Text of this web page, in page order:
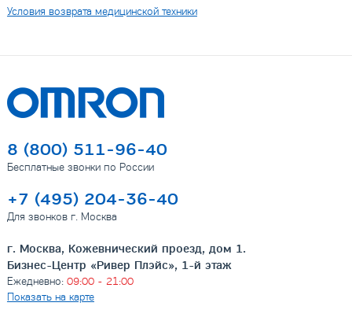
Условия возврата медицинской техники
8 (800) 511-96-40
Бесплатные звонки по России
+7 (495) 204-36-40
Для звонков г. Москва
г. Москва, Кожевнический проезд, дом 1.
Бизнес-Центр «Ривер Плэйс», 1-й этаж
Ежедневно: 09:00 - 21:00
Показать на карте